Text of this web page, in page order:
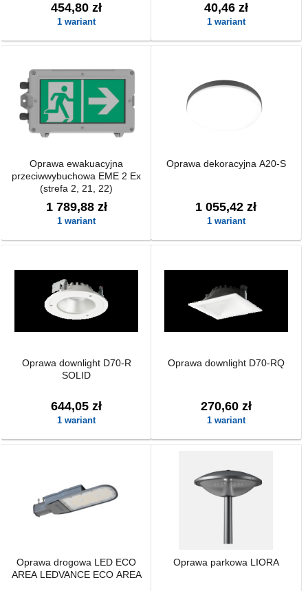
454,80 zł
1 wariant
40,46 zł
1 wariant
Oprawa ewakuacyjna
przeciwwybuchowa EME 2 Ex
(strefa 2, 21, 22)
1 789,88 zł
1 wariant
Oprawa dekoracyjna A20-S
1 055,42 zł
1 wariant
Oprawa downlight D70-R
SOLID
644,05 zł
1 wariant
Oprawa downlight D70-RQ
270,60 zł
1 wariant
Oprawa drogowa LED ECO
AREA LEDVANCE ECO AREA
Oprawa parkowa LIORA